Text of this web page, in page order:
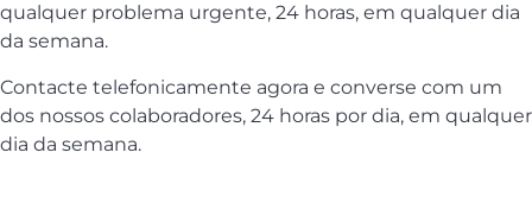
qualquer problema urgente, 24 horas, em qualquer dia
da semana.
Contacte telefonicamente agora e converse com um
dos nossos colaboradores, 24 horas por dia, em qualquer
dia da semana.